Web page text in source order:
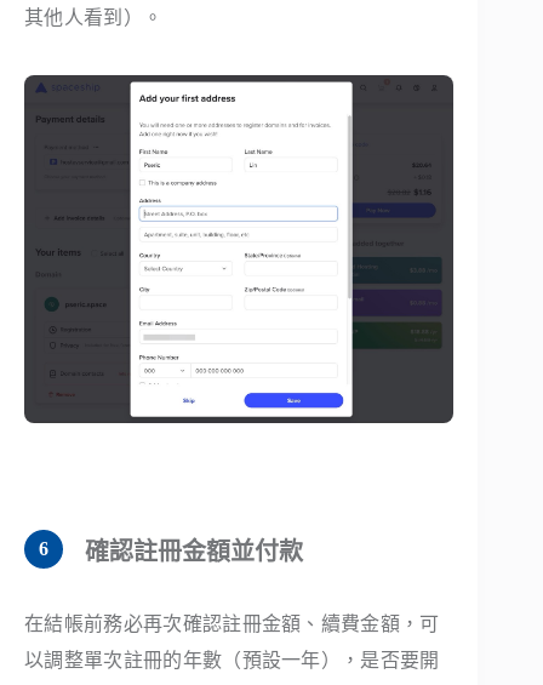
其他人看到）。
確認註冊金額並付款
在結帳前務必再次確認註冊金額、續費金額，可
以調整單次註冊的年數（預設一年），是否要開